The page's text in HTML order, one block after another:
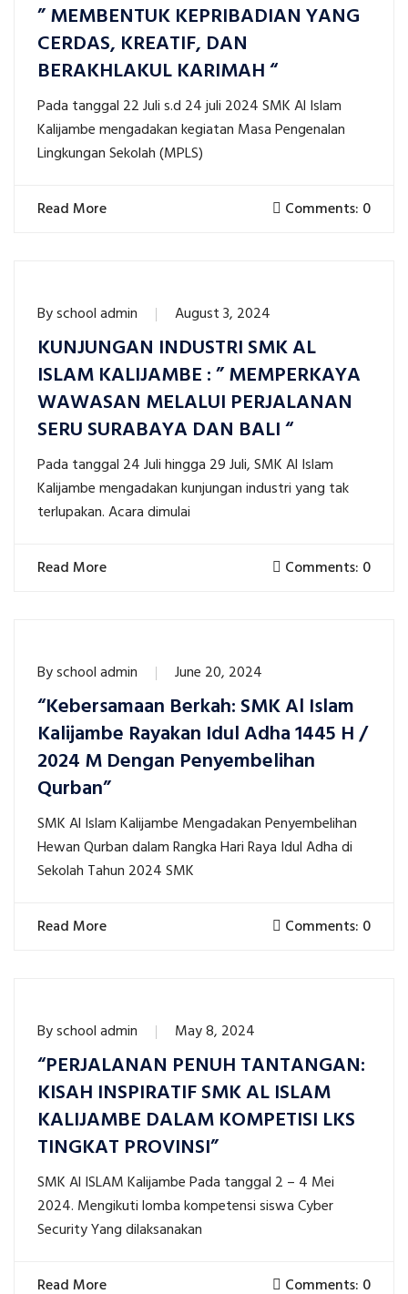
” MEMBENTUK KEPRIBADIAN YANG
CERDAS, KREATIF, DAN
BERAKHLAKUL KARIMAH “
Pada tanggal 22 Juli s.d 24 juli 2024 SMK Al Islam
Kalijambe mengadakan kegiatan Masa Pengenalan
Lingkungan Sekolah (MPLS)
Read More Comments: 0
Byschool admin August 3, 2024
KUNJUNGAN INDUSTRI SMK AL
ISLAM KALIJAMBE : ” MEMPERKAYA
WAWASAN MELALUI PERJALANAN
SERU SURABAYA DAN BALI “
Pada tanggal 24 Juli hingga 29 Juli, SMK Al Islam
Kalijambe mengadakan kunjungan industri yang tak
terlupakan. Acara dimulai
Read More Comments: 0
Byschool admin June 20, 2024
“Kebersamaan Berkah: SMK Al Islam
Kalijambe Rayakan Idul Adha 1445 H /
2024 M Dengan Penyembelihan
Qurban”
SMK Al Islam Kalijambe Mengadakan Penyembelihan
Hewan Qurban dalam Rangka Hari Raya Idul Adha di
Sekolah Tahun 2024 SMK
Read More Comments: 0
Byschool admin May 8, 2024
“PERJALANAN PENUH TANTANGAN:
KISAH INSPIRATIF SMK AL ISLAM
KALIJAMBE DALAM KOMPETISI LKS
TINGKAT PROVINSI”
SMK Al ISLAM Kalijambe Pada tanggal 2 – 4 Mei
2024. Mengikuti lomba kompetensi siswa Cyber
Security Yang dilaksanakan
Read More Comments: 0